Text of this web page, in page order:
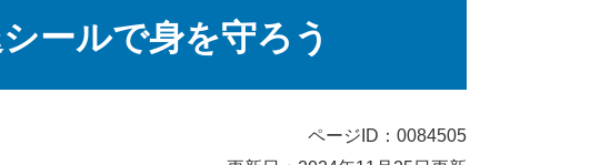
ールで身を守ろう
ページID：0084505